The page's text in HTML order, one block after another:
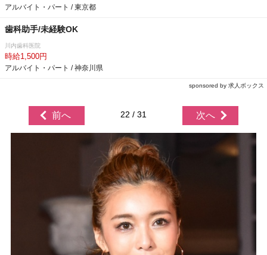
アルバイト・パート / 東京都
歯科助手/未経験OK
川内歯科医院
時給1,500円
アルバイト・パート / 神奈川県
sponsored by 求人ボックス
前へ 22 / 31 次へ